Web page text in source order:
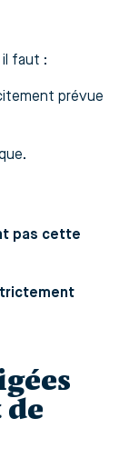
il faut :
prévue
pas cette